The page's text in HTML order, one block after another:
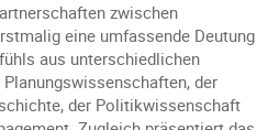
zwischen
eine umfassende Deutung
aus unterschiedlichen
der
der Politikwissenschaft